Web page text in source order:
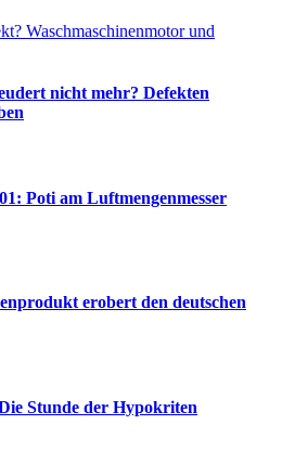
nicht mehr? Defekten
Poti am Luftmengenmesser
erobert den deutschen
Stunde der Hypokriten